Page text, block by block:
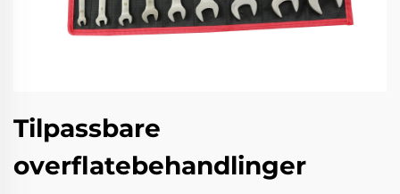
Tilpassbare
overflatebehandlinger